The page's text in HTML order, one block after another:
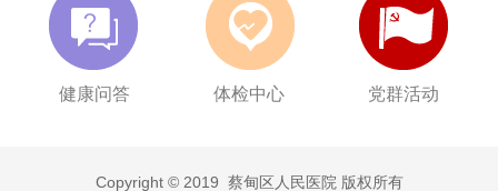
健康问答 体检中心 党群活动
Copyright © 2019 蔡甸区人民医院 版权所有